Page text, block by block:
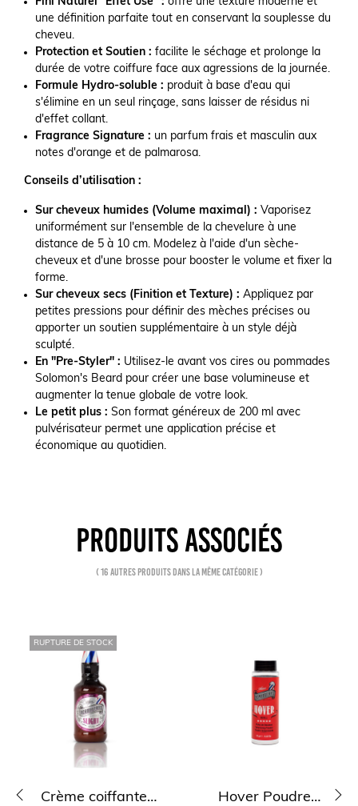
une définition parfaite tout en conservant la souplesse du
cheveu.
Protection et Soutien : facilite le séchage et prolonge la
durée de votre coiffure face aux agressions de la journée.
Formule Hydro-soluble : produit à base d'eau qui
s'élimine en un seul rinçage, sans laisser de résidus ni
d'effet collant.
Fragrance Signature : un parfum frais et masculin aux
notes d'orange et de palmarosa.
Conseils d’utilisation :
Sur cheveux humides (Volume maximal) : Vaporisez
uniformément sur l'ensemble de la chevelure à une
distance de 5 à 10 cm. Modelez à l'aide d'un sèche-
cheveux et d'une brosse pour booster le volume et fixer la
forme.
Sur cheveux secs (Finition et Texture) : Appliquez par
petites pressions pour définir des mèches précises ou
apporter un soutien supplémentaire à un style déjà
sculpté.
En "Pre-Styler" : Utilisez-le avant vos cires ou pommades
Solomon's Beard pour créer une base volumineuse et
augmenter la tenue globale de votre look.
Le petit plus : Son format généreux de 200 ml avec
pulvérisateur permet une application précise et
économique au quotidien.
PRODUITS ASSOCIÉS
( 16 autres produits dans la même catégorie )
RUPTURE DE STOCK
Crème coiffante
Hover Poudre